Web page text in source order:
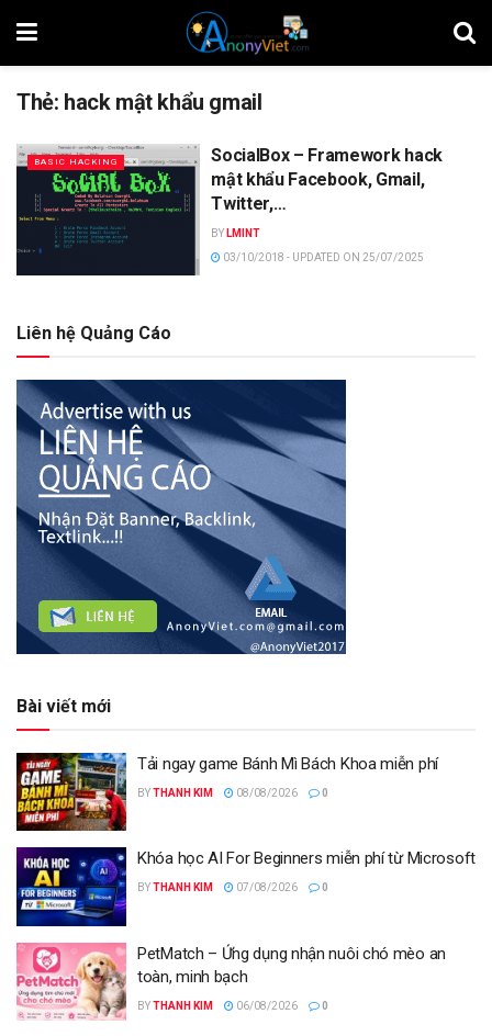
Thẻ: hack mật khẩu gmail
BASIC HACKING
SocialBox – Framework hack
mật khẩu Facebook, Gmail,
Twitter,…
BY LMINT
03/10/2018 - UPDATED ON 25/07/2025
Liên hệ Quảng Cáo
Bài viết mới
Tải ngay game Bánh Mì Bách Khoa miễn phí
BYTHANH KIM 08/08/2026 0
Khóa học AI For Beginners miễn phí từ Microsoft
BYTHANH KIM 07/08/2026 0
PetMatch – Ứng dụng nhận nuôi chó mèo an
toàn, minh bạch
BYTHANH KIM 06/08/2026 0